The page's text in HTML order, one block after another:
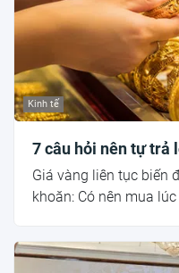
Kinh tế
7 câu hỏi nên tự trả
Giá vàng liên tục biến
khoăn: Có nên mua